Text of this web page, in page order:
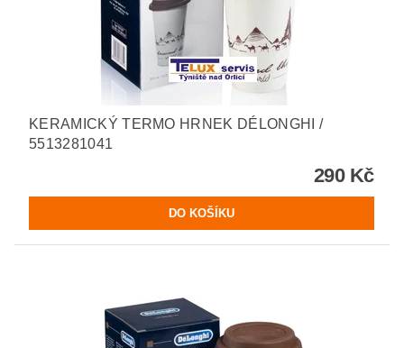
KERAMICKÝ TERMO HRNEK DÉLONGHI /
5513281041
290 Kč